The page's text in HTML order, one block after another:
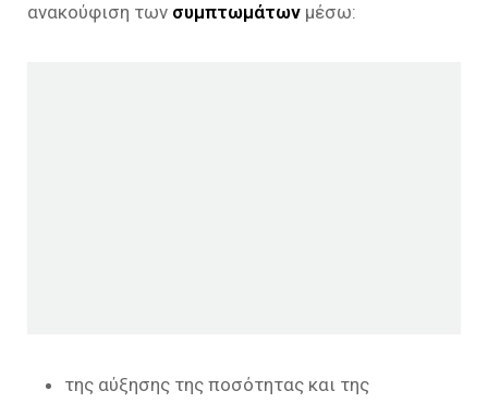
ανακούφιση των συμπτωμάτων μέσω:
της αύξησης της ποσότητας και της